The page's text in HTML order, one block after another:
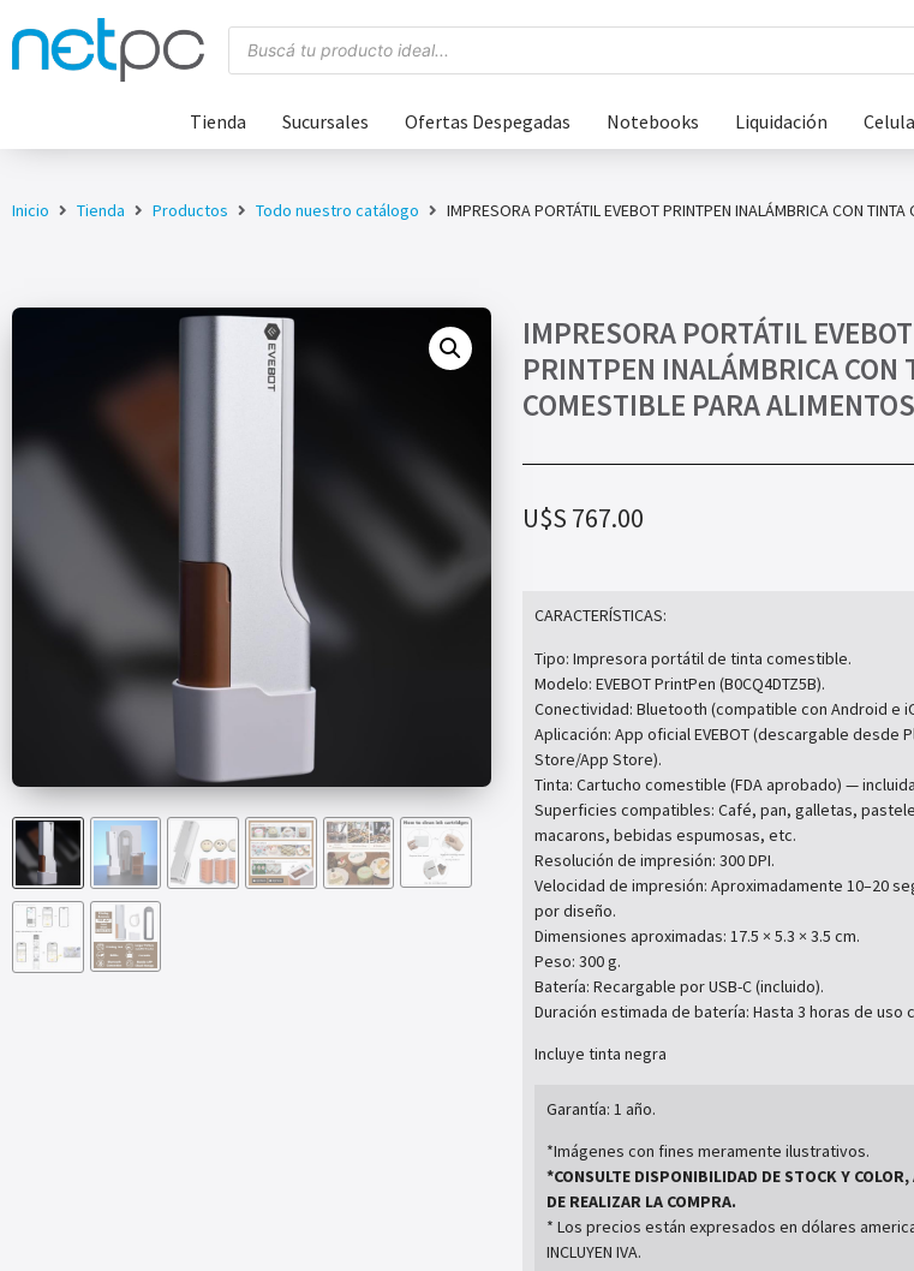
Tienda Sucursales Ofertas Despegadas Notebooks Liquidación
Inicio Tienda Productos Todo nuestro catálogo IMPRESORA PORTÁTIL EVEBOT PRINTPEN INALÁMBRICA CON
IMPRESORA PORTÁTIL EVEBOT
PRINTPEN INALÁMBRICA CON
COMESTIBLE PARA ALIMENTOS
U$S 767.00
CARACTERÍSTICAS:
Tipo: Impresora portátil de tinta comestible.
Modelo: EVEBOT PrintPen (B0CQ4DTZ5B).
Conectividad: Bluetooth (compatible con Android e
Aplicación: App oficial EVEBOT (descargable desde
Store/App Store).
Tinta: Cartucho comestible (FDA aprobado) —
Superficies compatibles: Café, pan, galletas,
macarons, bebidas espumosas, etc.
Resolución de impresión: 300 DPI.
Velocidad de impresión: Aproximadamente 10–20
por diseño.
Dimensiones aproximadas: 17.5 × 5.3 × 3.5 cm.
Peso: 300 g.
Batería: Recargable por USB-C (incluido).
Duración estimada de batería: Hasta 3 horas de uso
Incluye tinta negra
Garantía: 1 año.
*Imágenes con fines meramente ilustrativos.
*CONSULTE DISPONIBILIDAD DE STOCK Y COLOR,
DE REALIZAR LA COMPRA.
* Los precios están expresados en dólares
INCLUYEN IVA.